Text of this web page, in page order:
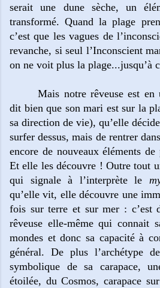
serait une dune sèche, un
transformé. Quand la plage
c’est que les vagues de
revanche, si seul l’Inconscient
on ne voit plus la plage...jusqu’à
Mais notre rêveuse est
dit bien que son mari est sur la
sa direction de vie), qu’elle
surfer dessus, mais de rentrer
encore de nouveaux éléments
Et elle les découvre ! Outre tout
qui signale à l’interprète le
qu’elle vit, elle découvre une
fois sur terre et sur mer : c’est
rêveuse elle-même qui connait
mondes et donc sa capacité à
général. De plus l’archétype
symbolique de sa carapace,
étoilée, du Cosmos, carapace